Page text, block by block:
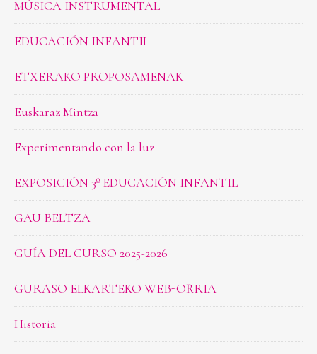
MÚSICA INSTRUMENTAL
EDUCACIÓN INFANTIL
ETXERAKO PROPOSAMENAK
Euskaraz Mintza
Experimentando con la luz
EXPOSICIÓN 3º EDUCACIÓN INFANTIL
GAU BELTZA
GUÍA DEL CURSO 2025-2026
GURASO ELKARTEKO WEB-ORRIA
Historia